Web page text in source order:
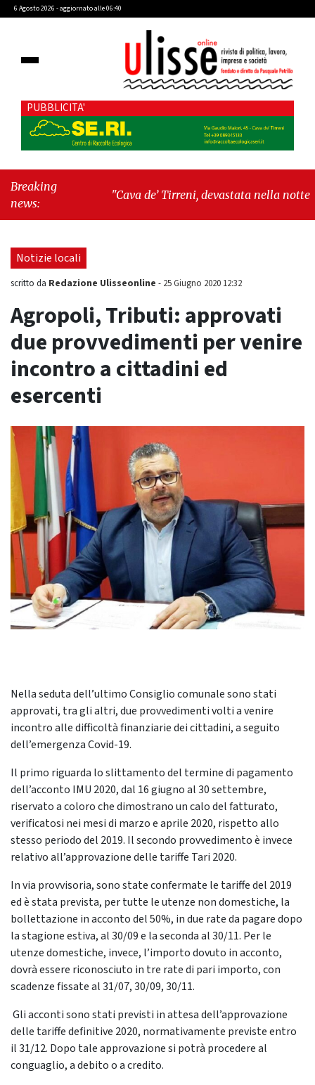
6 Agosto 2026 - aggiornato alle 06:40
PUBBLICITA'
Breaking
news:
"Cava de’ Tirreni, devastata nella notte la
fragilità sociali e pressioni economiche"
Notizie locali
scritto da Redazione Ulisseonline - 25 Giugno 2020 12:32
Agropoli, Tributi: approvati
due provvedimenti per venire
incontro a cittadini ed
esercenti
Nella seduta dell’ultimo Consiglio comunale sono stati
approvati, tra gli altri, due provvedimenti volti a venire
incontro alle difficoltà finanziarie dei cittadini, a seguito
dell’emergenza Covid-19.
Il primo riguarda lo slittamento del termine di pagamento
dell’acconto IMU 2020, dal 16 giugno al 30 settembre,
riservato a coloro che dimostrano un calo del fatturato,
verificatosi nei mesi di marzo e aprile 2020, rispetto allo
stesso periodo del 2019. Il secondo provvedimento è invece
relativo all’approvazione delle tariffe Tari 2020.
In via provvisoria, sono state confermate le tariffe del 2019
ed è stata prevista, per tutte le utenze non domestiche, la
bollettazione in acconto del 50%, in due rate da pagare dopo
la stagione estiva, al 30/09 e la seconda al 30/11. Per le
utenze domestiche, invece, l’importo dovuto in acconto,
dovrà essere riconosciuto in tre rate di pari importo, con
scadenze fissate al 31/07, 30/09, 30/11.
Gli acconti sono stati previsti in attesa dell’approvazione
delle tariffe definitive 2020, normativamente previste entro
il 31/12. Dopo tale approvazione si potrà procedere al
conguaglio, a debito o a credito.